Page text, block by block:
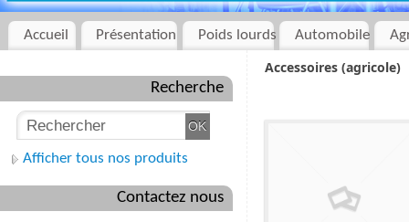
Accueil Présentation Poids lourds Automobile
Accessoires (agricole)
Recherche
Afficher tous nos produits
Contactez nous